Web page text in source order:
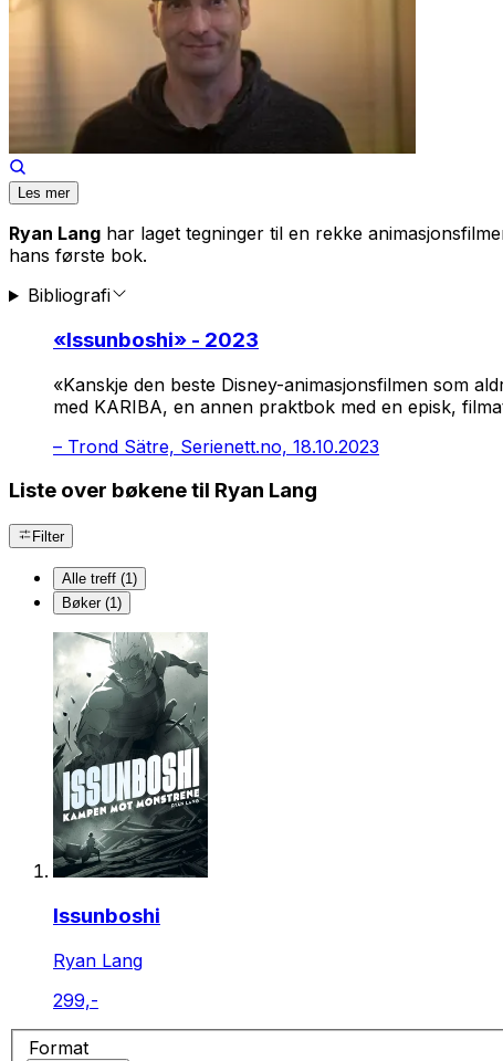
Les mer
Ryan Lang har laget tegninger til en rekke
hans første bok.
Bibliografi
«Issunboshi» - 2023
«Kanskje den beste Disney-animasjonsfilmen som
med KARIBA, en annen praktbok med en episk,
– Trond Sätre, Serienett.no, 18.10.2023
Liste over bøkene til Ryan Lang
Filter
Alle treff (1)
Bøker (1)
Issunboshi
Ryan Lang
299,-
Format